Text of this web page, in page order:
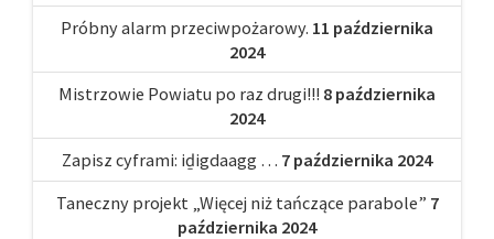
Próbny alarm przeciwpożarowy. 11 października
2024
Mistrzowie Powiatu po raz drugi!!! 8 października
2024
Zapisz cyframi: iḏigdaagg … 7 października 2024
Taneczny projekt „Więcej niż tańczące parabole” 7
października 2024